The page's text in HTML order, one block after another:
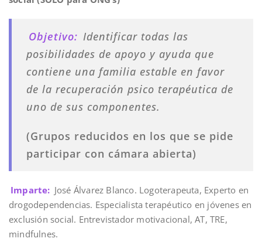
Objetivo: Identificar todas las
posibilidades de apoyo y ayuda que
contiene una familia estable en favor
de la recuperación psico terapéutica de
uno de sus componentes.
(Grupos reducidos en los que se pide
participar con cámara abierta)
Imparte: José Álvarez Blanco. Logoterapeuta, Experto en
drogodependencias. Especialista terapéutico en jóvenes en
exclusión social. Entrevistador motivacional, AT, TRE,
mindfulnes.